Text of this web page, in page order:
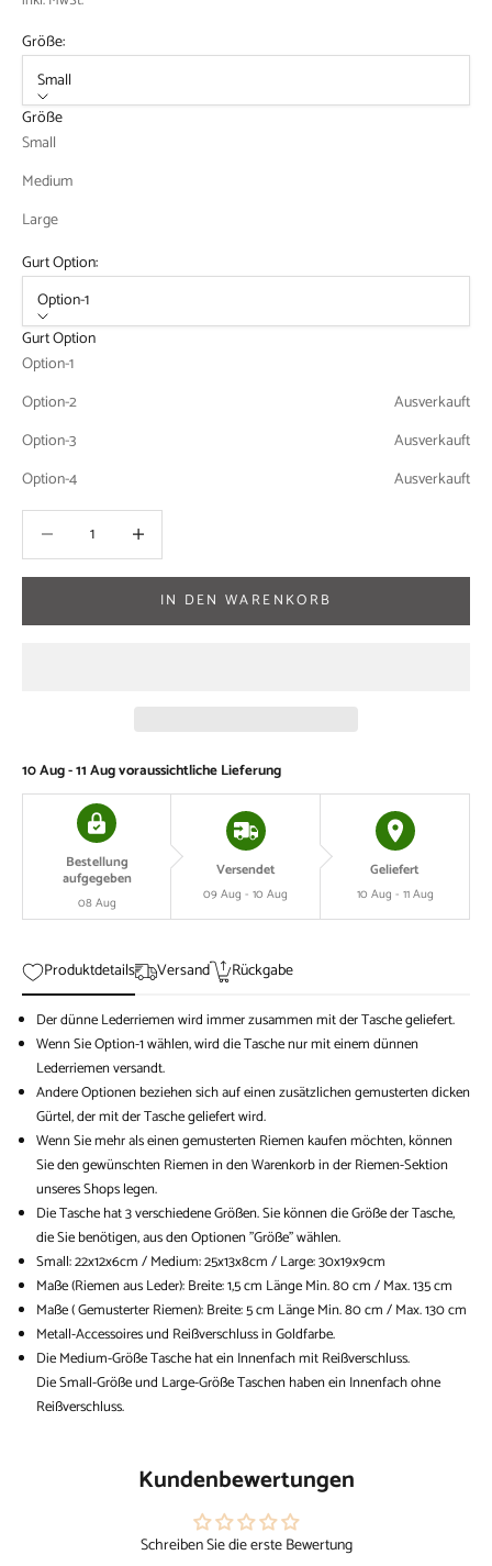
Größe:
Small
Größe
Small
Medium
Large
Gurt Option:
Option-1
Gurt Option
Option-1
Option-2
Ausverkauft
Option-3
Ausverkauft
Option-4
Ausverkauft
Anzahl verringern
IN DEN WARENKORB
10 Aug - 11 Augvoraussichtliche Lieferung
Bestellung
aufgegeben
08 Aug
Versendet
09 Aug - 10 Aug
Geliefert
10 Aug - 11 Aug
Produktdetails Versand Rückgabe
Der dünne Lederriemen wird immer zusammen mit der Tasche geliefert.
Wenn Sie Option-1 wählen, wird die Tasche nur mit einem dünnen
Lederriemen versandt.
Andere Optionen beziehen sich auf einen zusätzlichen gemusterten dicken
Gürtel, der mit der Tasche geliefert wird.
Wenn Sie mehr als einen gemusterten Riemen kaufen möchten, können
Sie den gewünschten Riemen in den Warenkorb in der Riemen-Sektion
unseres Shops legen.
Die Tasche hat 3 verschiedene Größen. Sie können die Größe der Tasche,
die Sie benötigen, aus den Optionen "Größe" wählen.
Small: 22x12x6cm / Medium: 25x13x8cm / Large: 30x19x9cm
Maße (Riemen aus Leder): Breite: 1,5 cm Länge Min. 80 cm / Max. 135 cm
Maße (Gemusterter Riemen):Breite: 5 cm Länge Min. 80 cm / Max. 130 cm
Metall-Accessoires und Reißverschluss in Goldfarbe.
Die Medium-Größe Tasche hat ein Innenfach mit Reißverschluss.
Die Small-Größe und Large-Größe Taschen haben ein Innenfach ohne
Reißverschluss.
Kundenbewertungen
Schreiben Sie die erste Bewertung